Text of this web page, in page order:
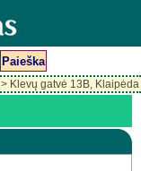
> Klevų gatvė 13B, Klaipėda